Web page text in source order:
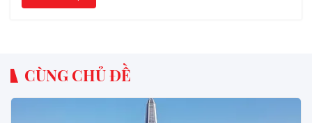
CÙNG CHỦ ĐỀ